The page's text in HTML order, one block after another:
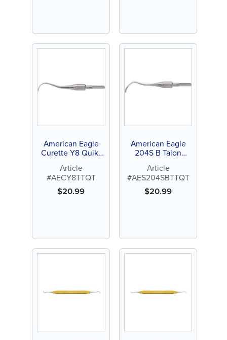
American Eagle
Curette Y8 Quik-
inoxydable (1 ct)
Article
#AECY8TTQT
$20.99
American Eagle
204S B Talon
inoxydable Quik-
Tip™™
Article
#AES204SBTTQT
$20.99